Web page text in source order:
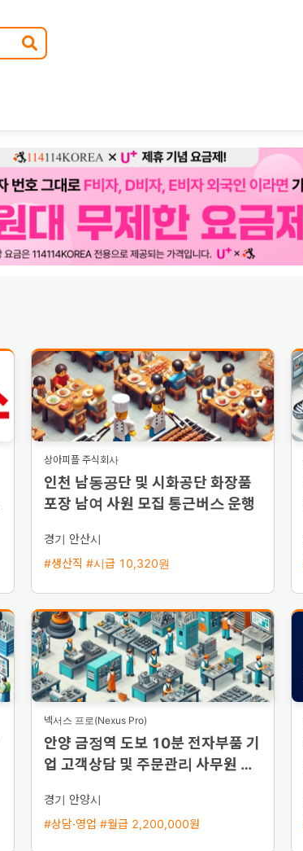
상아피플 주식회사
인천 남동공단 및 시화공단 화장품
포장 남여 사원 모집 통근버스 운행
경기 안산시
#생산직 #시급 10,320원
넥서스 프로(Nexus Pro)
안양 금정역 도보 10분 전자부품 기
업 고객상담 및 주문관리 사무원 채
경기 안양시
#상담·영업 #월급 2,200,000원